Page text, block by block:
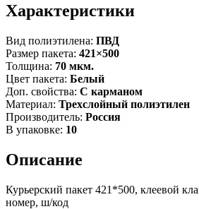
Характеристики
Вид полиэтилена: ПВД
Размер пакета: 421×500
Толщина: 70 мкм.
Цвет пакета: Белый
Доп. свойства: С карманом
Материал: Трехслойный полиэтилен
Производитель: Россия
В упаковке: 10
Описание
Курьерский пакет 421*500, клеевой
номер, ш/код